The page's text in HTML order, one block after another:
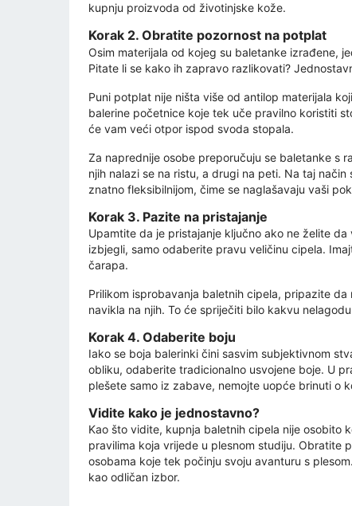
kupnju proizvoda od životinjske kože.
Korak 2. Obratite pozornost na potplat
Osim materijala od kojeg su baletanke izrađene,
Pitate li se kako ih zapravo razlikovati?
Puni potplat nije ništa više od antilop materijala
balerine početnice koje tek uče pravilno koristiti
će vam veći otpor ispod svoda stopala.
Za naprednije osobe preporučuju se baletanke s
njih nalazi se na ristu, a drugi na peti. Na taj
znatno fleksibilnijom, čime se naglašavaju vaši
Korak 3. Pazite na pristajanje
Upamtite da je pristajanje ključno ako ne želite
izbjegli, samo odaberite pravu veličinu cipela.
čarapa.
Prilikom isprobavanja baletnih cipela, pripazite
navikla na njih. To će spriječiti bilo kakvu
Korak 4. Odaberite boju
Iako se boja balerinki čini sasvim subjektivnom
obliku, odaberite tradicionalno usvojene boje. U
plešete samo iz zabave, nemojte uopće brinuti o
Vidite kako je jednostavno?
Kao što vidite, kupnja baletnih cipela nije osobito
pravilima koja vrijede u plesnom studiju. Obratite
osobama koje tek počinju svoju avanturu s
kao odličan izbor.